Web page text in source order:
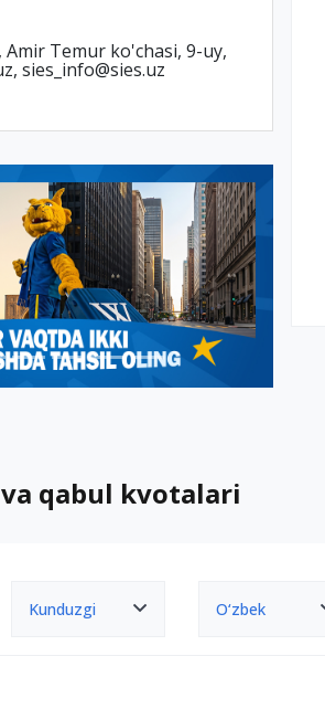
Temur ko'chasi, 9-uy,
sies_info@sies.uz
qabul kvotalari
Kunduzgi O‘zbek